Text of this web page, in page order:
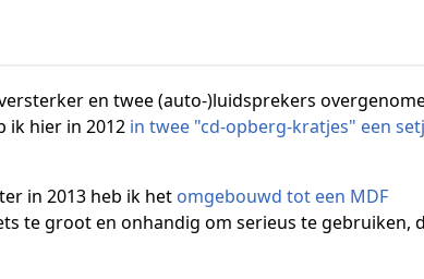
en twee (auto-)luidsprekers
ik hier in 2012 in twee "cd-opberg-kratjes" een
in 2013 heb ik het omgebouwd tot een MDF
te groot en onhandig om serieus te gebruiken,